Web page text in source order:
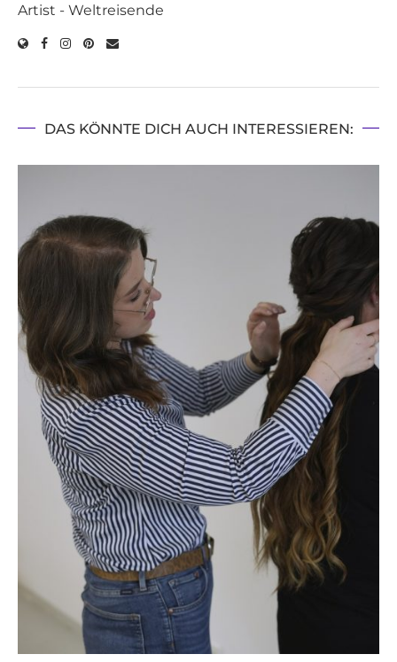
Artist - Weltreisende
DAS KÖNNTE DICH AUCH INTERESSIEREN: